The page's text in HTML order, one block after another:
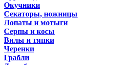
Окучники
Секаторы, ножницы
Лопаты и мотыги
Серпы и косы
Вилы и тяпки
Черенки
Грабли